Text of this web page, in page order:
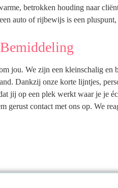
betrokken houding naar
auto of rijbewijs is een
jou. We zijn een kleinschalig en
Dankzij onze korte lijntjes,
jij op een plek werkt waar je je
gerust contact met ons op. We